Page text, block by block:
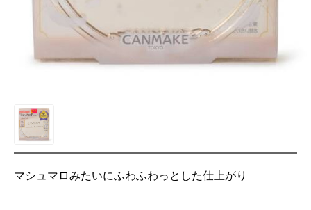
マシュマロみたいにふわふわっとした仕上がり